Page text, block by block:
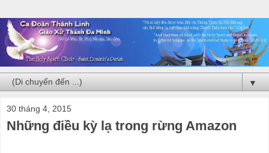
▼
30 tháng 4, 2015
Những điều kỳ lạ trong rừng Amazon